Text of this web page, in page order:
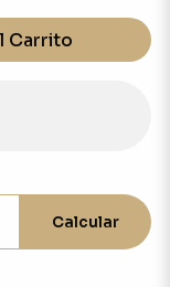
Carrito
Calcular